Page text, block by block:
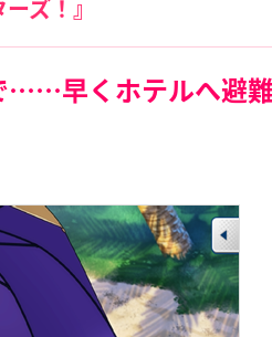
ズ！』
……早くホテルへ避